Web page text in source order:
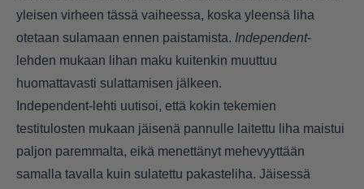
yleisen virheen tässä vaiheessa, koska yleensä liha
otetaan sulamaan ennen paistamista. Independent-
lehden mukaan lihan maku kuitenkin muuttuu
huomattavasti sulattamisen jälkeen.
Independent-lehti uutisoi, että kokin tekemien
testitulosten mukaan jäisenä pannulle laitettu liha maistui
paljon paremmalta, eikä menettänyt mehevyyttään
samalla tavalla kuin sulatettu pakasteliha. Jäisessä